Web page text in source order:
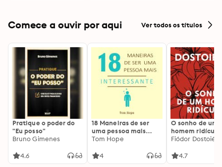
Comece a ouvir por aqui Ver todos os títulos
Pratique o poder do
"Eu posso"
Bruno Gimenes
4.6
18 Maneiras de ser
uma pessoa mais
interessante
Tom Hope
4
O sonho de um
homem ridículo
Fiódor
4.7